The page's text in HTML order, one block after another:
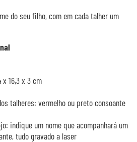
do seu filho, com em cada talher um
x 16,3 x 3 cm
talheres: vermelho ou preto consoante
indique um nome que acompanhará um
tudo gravado a laser